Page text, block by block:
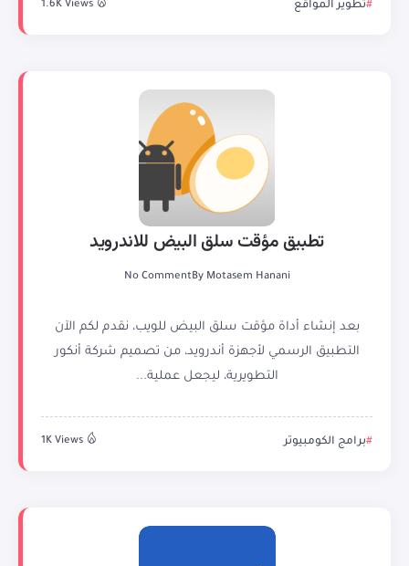
تطوير المواقع 1.6K Views
تطبيق مؤقت سلق البيض للاندرويد
By Motasem Hanani
No Comment
بعد إنشاء أداة مؤقت سلق البيض للويب، نقدم لكم الآن
التطبيق الرسمي لأجهزة أندرويد، من تصميم شركة أنكور
التطويرية، ليجعل عملية...
برامج الكومبيوتر 1K Views